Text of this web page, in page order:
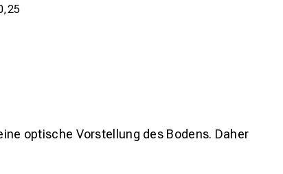
optische Vorstellung des Bodens. Daher